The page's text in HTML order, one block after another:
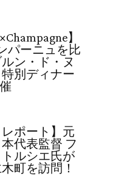
】
パーニュを比
ン・ド・ヌ
別ディナー
レポート】元
代表監督 フ
ルシエ氏が
町を訪問！